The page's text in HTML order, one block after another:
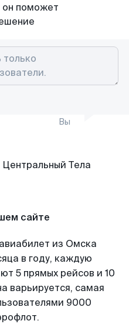
поможет
Вы
сайте
из Омска
в году, каждую
5 прямых рейсов и 10
варьируется, самая
9000